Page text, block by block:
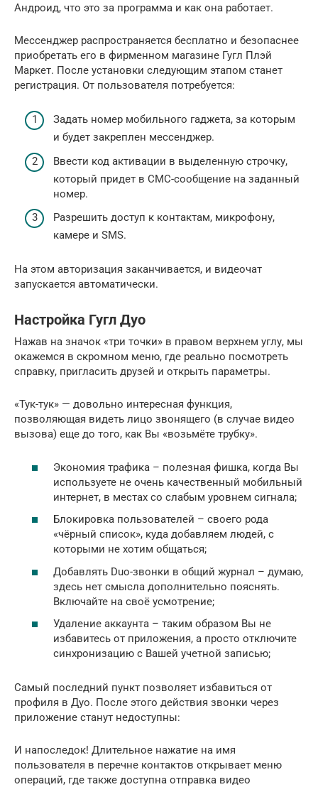
Андроид, что это за программа и как она работает.
Мессенджер распространяется бесплатно и безопаснее
приобретать его в фирменном магазине Гугл Плэй
Маркет. После установки следующим этапом станет
регистрация. От пользователя потребуется:
Задать номер мобильного гаджета, за которым
и будет закреплен мессенджер.
Ввести код активации в выделенную строчку,
который придет в СМС-сообщение на заданный
номер.
Разрешить доступ к контактам, микрофону,
камере и SMS.
На этом авторизация заканчивается, и видеочат
запускается автоматически.
Настройка Гугл Дуо
Нажав на значок «три точки» в правом верхнем углу, мы
окажемся в скромном меню, где реально посмотреть
справку, пригласить друзей и открыть параметры.
«Тук-тук» — довольно интересная функция,
позволяющая видеть лицо звонящего (в случае видео
вызова) еще до того, как Вы «возьмёте трубку».
Экономия трафика – полезная фишка, когда Вы
используете не очень качественный мобильный
интернет, в местах со слабым уровнем сигнала;
Блокировка пользователей – своего рода
«чёрный список», куда добавляем людей, с
которыми не хотим общаться;
Добавлять Duo-звонки в общий журнал – думаю,
здесь нет смысла дополнительно пояснять.
Включайте на своё усмотрение;
Удаление аккаунта – таким образом Вы не
избавитесь от приложения, а просто отключите
синхронизацию с Вашей учетной записью;
Самый последний пункт позволяет избавиться от
профиля в Дуо. После этого действия звонки через
приложение станут недоступны:
И напоследок! Длительное нажатие на имя
пользователя в перечне контактов открывает меню
операций, где также доступна отправка видео